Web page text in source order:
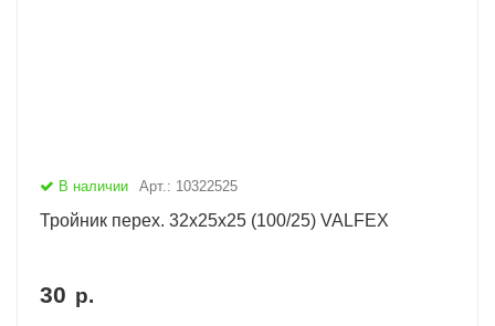
В наличии Арт.: 10322525
Тройник перех. 32х25х25 (100/25) VALFEX
30 р.